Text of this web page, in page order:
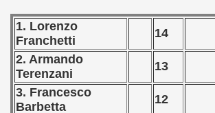
1. Lorenzo
Franchetti
14
2. Armando
Terenzani
13
3. Francesco
Barbetta
12
- 2015
- 2016
- 2018